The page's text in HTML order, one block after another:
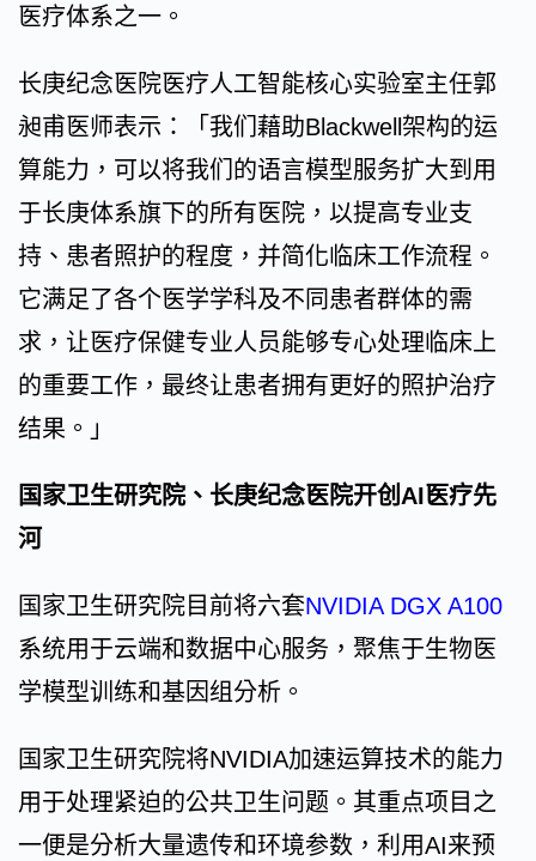
医疗体系之一。
长庚纪念医院医疗人工智能核心实验室主任郭
昶甫医师表示：「我们藉助Blackwell架构的运
算能力，可以将我们的语言模型服务扩大到用
于长庚体系旗下的所有医院，以提高专业支
持、患者照护的程度，并简化临床工作流程。
它满足了各个医学学科及不同患者群体的需
求，让医疗保健专业人员能够专心处理临床上
的重要工作，最终让患者拥有更好的照护治疗
结果。」
国家卫生研究院、长庚纪念医院开创AI医疗先
河
国家卫生研究院目前将六套NVIDIA DGX A100
系统用于云端和数据中心服务，聚焦于生物医
学模型训练和基因组分析。
国家卫生研究院将NVIDIA加速运算技术的能力
用于处理紧迫的公共卫生问题。其重点项目之
一便是分析大量遗传和环境参数，利用AI来预